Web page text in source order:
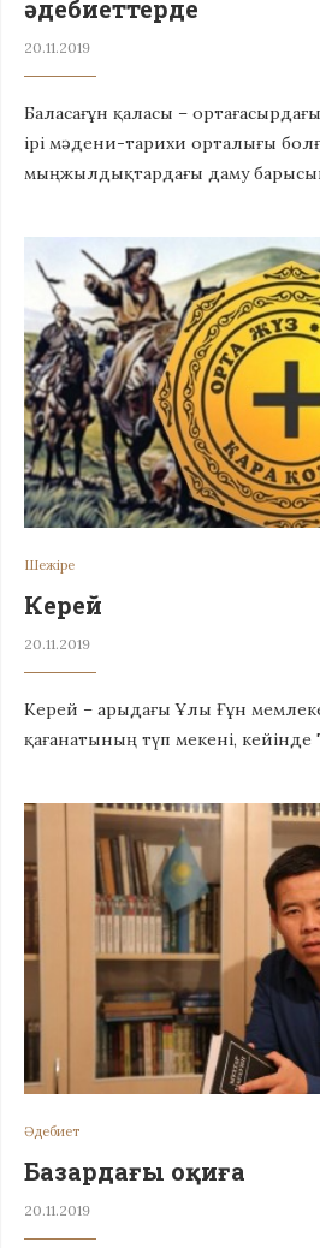
әдебиеттерде
20.11.2019
Баласағұн қаласы –
ірі мәдени-тарихи орталығы
мыңжылдықтардағы даму
Шежіре
Керей
20.11.2019
Керей – арыдағы Ұлы Ғұн
қағанатының түп мекені,
Әдебиет
Базардағы оқиға
20.11.2019